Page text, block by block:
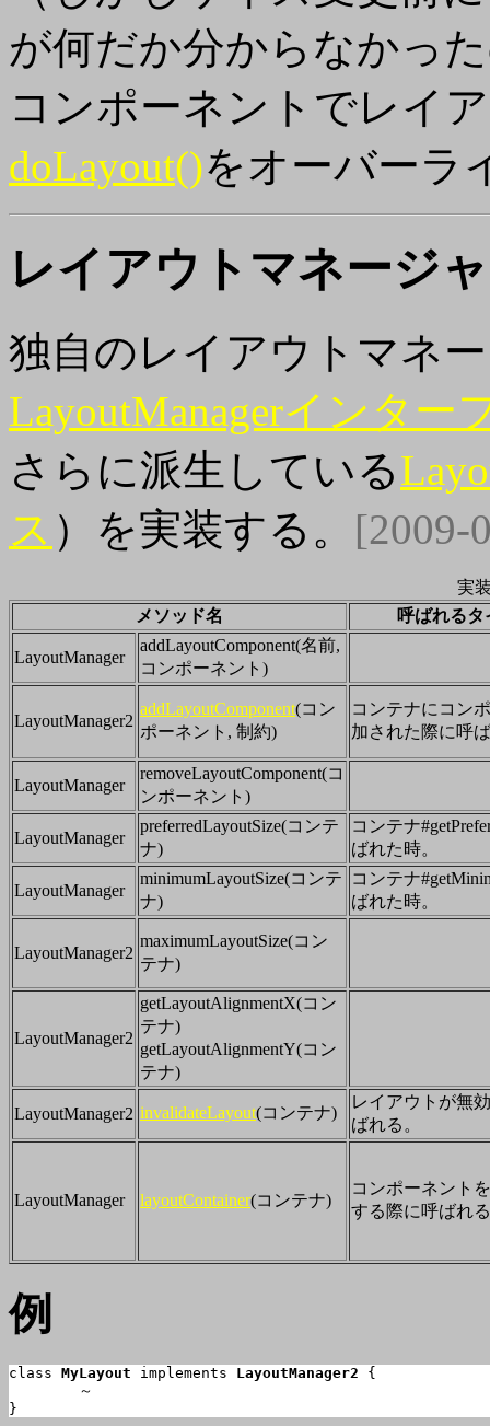
が何だか分からなかっ
コンポーネントでレイ
doLayout()をオーバーラ
レイアウトマネージ
独自のレイアウトマネ
LayoutManagerインター
さらに派生している
ス ）を実装する。 [2009-
実
メソッド名
呼ばれるタ
LayoutManager
addLayoutComponent(名前,
コンポーネント)
LayoutManager2
addLayoutComponent(コン
ポーネント, 制約)
コンテナにコン
加された際に呼
LayoutManager
removeLayoutComponent(コ
ンポーネント)
LayoutManager
preferredLayoutSize(コンテ
ナ)
コンテナ
ばれた時。
LayoutManager
minimumLayoutSize(コンテ
ナ)
コンテナ
ばれた時。
LayoutManager2
maximumLayoutSize(コン
テナ)
LayoutManager2
getLayoutAlignmentX(コン
テナ)
getLayoutAlignmentY(コン
テナ)
LayoutManager2 invalidateLayout(コンテナ)
レイアウトが無
ばれる。
LayoutManager layoutContainer(コンテナ)
コンポーネント
する際に呼ばれ
例
class MyLayout implements LayoutManager2 {
}